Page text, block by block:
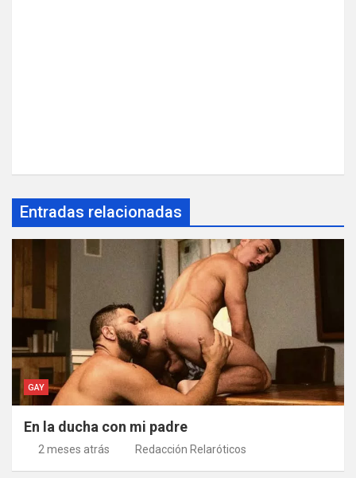
Entradas relacionadas
GAY
En la ducha con mi padre
2 meses atrás Redacción Relaróticos